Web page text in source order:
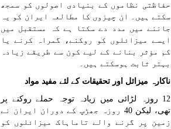
حفاظتی نظاموں کے بنیادی اصولوں کو سمجھ
سکتے ہیں۔ ان چیزوں کا مطالعہ ایران کو یہ
جاننے میں مدد دے سکتا ہے کہ مستقبل میں
ایسے میزائلوں کو روکنے، گمراہ کرنے یا
کم مؤثر بنانے کے لیے کون سے طریقے زیادہ
بہتر ثابت ہوسکتے ہیں۔
ناکارہ میزائل اور تحقیقات کے لئے مفید مواد
12 روزہ لڑائی میں زیادہ توجہ حملے روکنے پر
تھی، لیکن 40 روزہ جھڑپ کے دوران ایران نے
زمین پر گرنے والے تاماہاک میزائلوں کو